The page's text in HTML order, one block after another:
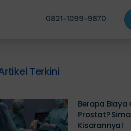
0821-1099-9870
Terkini
Berapa Biaya
Prostat?
Kisarannya!